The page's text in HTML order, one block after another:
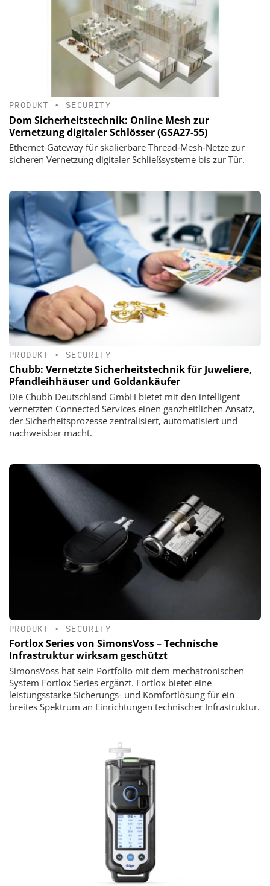
PRODUKT • SECURITY
Dom Sicherheitstechnik: Online Mesh zur
Vernetzung digitaler Schlösser (GSA27-55)
Ethernet‑Gateway für skalierbare Thread‑Mesh‑Netze zur
sicheren Vernetzung digitaler Schließsysteme bis zur Tür.
PRODUKT • SECURITY
Chubb: Vernetzte Sicherheitstechnik für Juweliere,
Pfandleihhäuser und Goldankäufer
Die Chubb Deutschland GmbH bietet mit den intelligent
vernetzten Connected Services einen ganzheitlichen Ansatz,
der Sicherheitsprozesse zentralisiert, automatisiert und
nachweisbar macht.
PRODUKT • SECURITY
Fortlox Series von SimonsVoss – Technische
Infrastruktur wirksam geschützt
SimonsVoss hat sein Portfolio mit dem mechatronischen
System Fortlox Series ergänzt. Fortlox bietet eine
leistungsstarke Sicherungs- und Komfortlösung für ein
breites Spektrum an Einrichtungen technischer Infrastruktur.